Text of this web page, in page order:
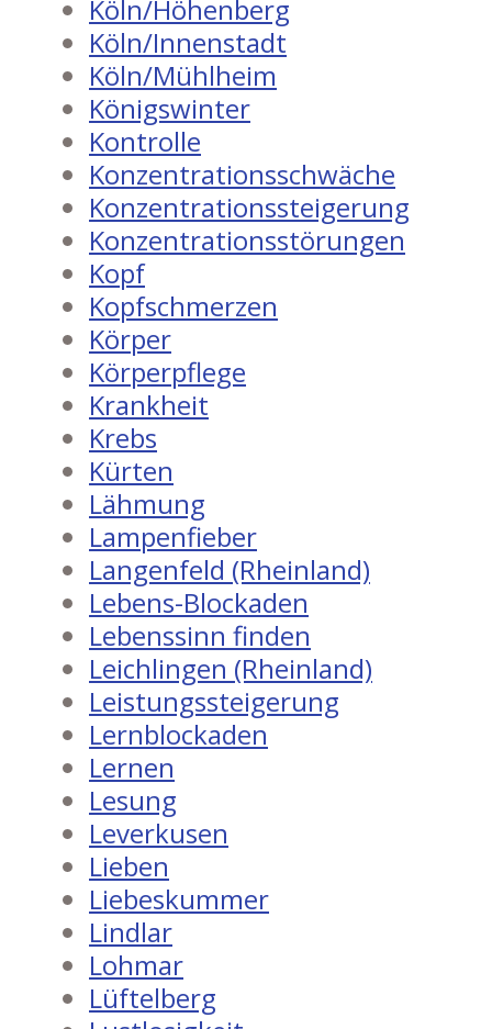
Köln/Höhenberg
Köln/Innenstadt
Köln/Mühlheim
Königswinter
Kontrolle
Konzentrationsschwäche
Konzentrationssteigerung
Konzentrationsstörungen
Kopf
Kopfschmerzen
Körper
Körperpflege
Krankheit
Krebs
Kürten
Lähmung
Lampenfieber
Langenfeld (Rheinland)
Lebens-Blockaden
Lebenssinn finden
Leichlingen (Rheinland)
Leistungssteigerung
Lernblockaden
Lernen
Lesung
Leverkusen
Lieben
Liebeskummer
Lindlar
Lohmar
Lüftelberg